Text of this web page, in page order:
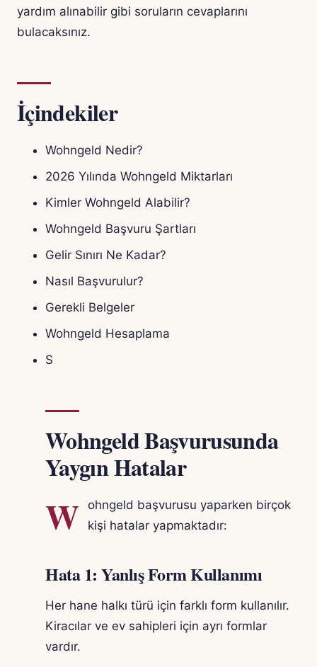
yardım alınabilir gibi soruların cevaplarını
bulacaksınız.
İçindekiler
Wohngeld Nedir?
2026 Yılında Wohngeld Miktarları
Kimler Wohngeld Alabilir?
Wohngeld Başvuru Şartları
Gelir Sınırı Ne Kadar?
Nasıl Başvurulur?
Gerekli Belgeler
Wohngeld Hesaplama
S
Wohngeld Başvurusunda
Yaygın Hatalar
W
ohngeld başvurusu yaparken birçok
kişi hatalar yapmaktadır:
Hata 1: Yanlış Form Kullanımı
Her hane halkı türü için farklı form kullanılır.
Kiracılar ve ev sahipleri için ayrı formlar
vardır.